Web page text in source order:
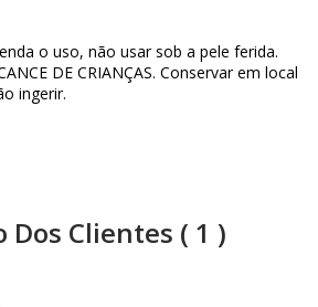
o uso, não usar sob a pele ferida.
DE CRIANÇAS. Conservar em local
ingerir.
Dos Clientes ( 1 )